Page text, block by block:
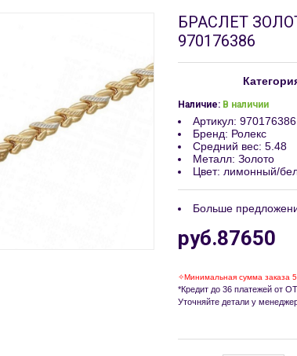
БРАСЛЕТ
970176386
Наличие: В наличии
Артикул: 970176386
Бренд: Ролекс
Средний вес: 5.48
Металл: Золото
Цвет: лимонный/
Больше
руб.87650
✧Минимальная сумма заказа
*Кредит до 36 платежей от
Уточняйте детали у